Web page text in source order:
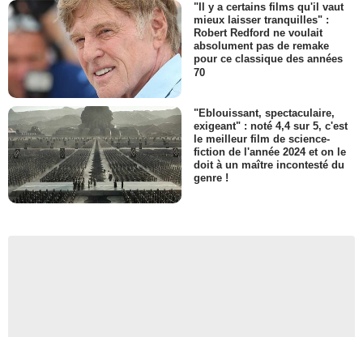
"Il y a certains films qu'il vaut
mieux laisser tranquilles" :
Robert Redford ne voulait
absolument pas de remake
pour ce classique des années
70
"Eblouissant, spectaculaire,
exigeant" : noté 4,4 sur 5, c'est
le meilleur film de science-
fiction de l'année 2024 et on le
doit à un maître incontesté du
genre !